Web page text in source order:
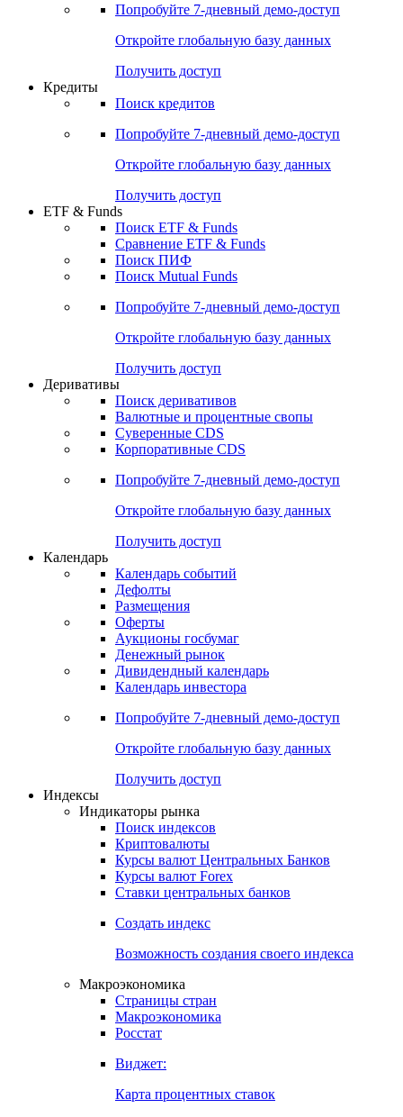
Попробуйте 7-дневный демо-доступ
Откройте глобальную базу данных
Получить доступ
Кредиты
Поиск кредитов
Попробуйте 7-дневный демо-доступ
Откройте глобальную базу данных
Получить доступ
ETF & Funds
Поиск ETF & Funds
Сравнение ETF & Funds
Поиск ПИФ
Поиск Mutual Funds
Попробуйте 7-дневный демо-доступ
Откройте глобальную базу данных
Получить доступ
Деривативы
Поиск деривативов
Валютные и процентные свопы
Суверенные CDS
Корпоративные CDS
Попробуйте 7-дневный демо-доступ
Откройте глобальную базу данных
Получить доступ
Календарь
Календарь событий
Дефолты
Размещения
Оферты
Аукционы госбумаг
Денежный рынок
Дивидендный календарь
Календарь инвестора
Попробуйте 7-дневный демо-доступ
Откройте глобальную базу данных
Получить доступ
Индексы
Индикаторы рынка
Поиск индексов
Криптовалюты
Курсы валют Центральных Банков
Курсы валют Forex
Ставки центральных банков
Создать индекс
Возможность создания своего индекса
Макроэкономика
Страницы стран
Макроэкономика
Росстат
Виджет:
Карта процентных ставок